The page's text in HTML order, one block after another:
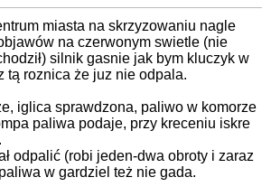
miasta na skrzyzowaniu nagle
na czerwonym swietle (nie
silnik gasnie jak bym kluczyk w
tą roznica że juz nie odpala.
iglica sprawdzona, paliwo w komorze
paliwa podaje, przy kreceniu iskre
odpalić (robi jeden-dwa obroty i zaraz
w gardziel też nie gada.